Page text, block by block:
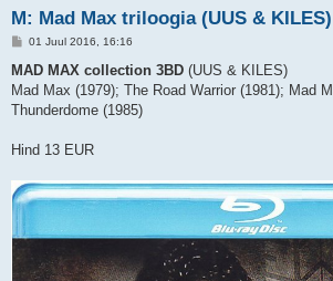
M: Mad Max triloogia (UUS & KILES)
P
s
i
t
01 Juul 2016, 16:16
MAD MAX collection 3BD (UUS & KILES)
Mad Max (1979); The Road Warrior (1981); Mad
Thunderdome (1985)
Hind 13 EUR